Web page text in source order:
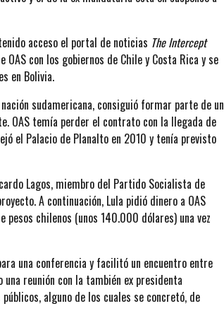
acceso el portal de noticias The Intercept
con los gobiernos de Chile y Costa Rica y se
en Bolivia.
sudamericana, consiguió formar parte de un
OAS temía perder el contrato con la llegada de
el Palacio de Planalto en 2010 y tenía previsto
Lagos, miembro del Partido Socialista de
A continuación, Lula pidió dinero a OAS
pesos chilenos (unos 140.000 dólares) una vez
una conferencia y facilitó un encuentro entre
reunión con la también ex presidenta
alguno de los cuales se concretó, de